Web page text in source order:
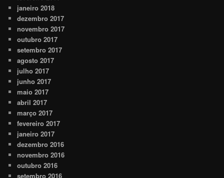
janeiro 2018
dezembro 2017
novembro 2017
outubro 2017
setembro 2017
agosto 2017
julho 2017
junho 2017
maio 2017
abril 2017
março 2017
fevereiro 2017
janeiro 2017
dezembro 2016
novembro 2016
outubro 2016
setembro 2016